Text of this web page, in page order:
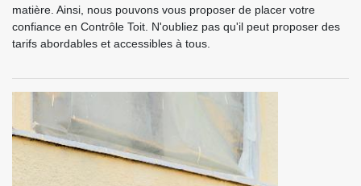
matière. Ainsi, nous pouvons vous proposer de placer votre
confiance en Contrôle Toit. N'oubliez pas qu'il peut proposer des
tarifs abordables et accessibles à tous.